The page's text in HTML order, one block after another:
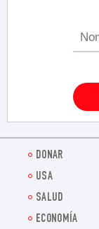
DONAR
USA
SALUD
ECONOMÍA